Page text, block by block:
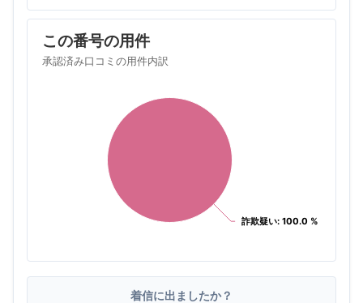
この番号の用件
承認済み口コミの用件内訳
詐欺疑い: 100.0 %
詐欺疑い: 100.0 %
着信に出ましたか？